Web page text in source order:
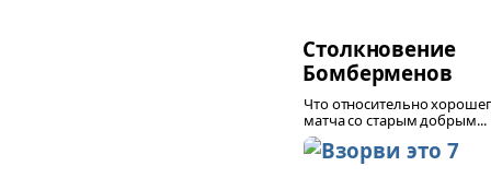
Столкновение
Бомберменов
Что относительно
матча со старым добрым...